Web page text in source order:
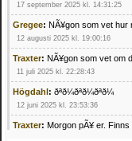
17 september 2025 kl. 14:31:25
Gregee: NÃ¥gon som vet hur
12 augusti 2025 kl. 19:00:16
Traxter: NÃ¥gon som vet om
11 juli 2025 kl. 22:28:43
Högdahl: ðªð¼ðªð¼ðªð¼
12 juni 2025 kl. 23:53:36
Traxter: Morgon pÃ¥ er.